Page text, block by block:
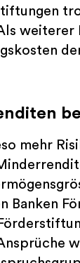
mehr
Banken